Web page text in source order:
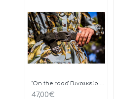
"On the road" Γυναικεία Ζώνη
47,00€